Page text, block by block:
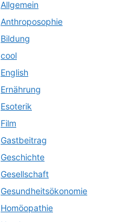
Allgemein
Anthroposophie
Bildung
cool
English
Ernährung
Esoterik
Film
Gastbeitrag
Geschichte
Gesellschaft
Gesundheitsökonomie
Homöopathie